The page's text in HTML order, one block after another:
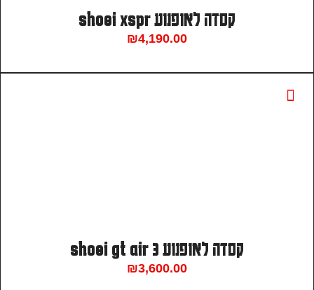
קסדה לאופנוע shoei xspr
₪4,190.00
קסדה לאופנוע shoei gt air 3
₪3,600.00